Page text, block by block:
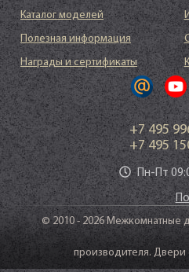
Каталог моделей
Полезная информация
Награды и сертификаты
+7 495
+7 495
Пн-Пт
© 2010 - 2026 Межкомнатные
производителя. Двери